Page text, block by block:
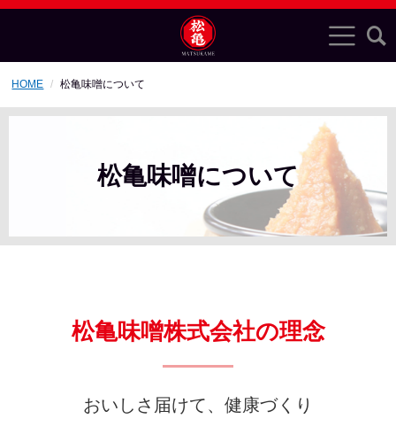
HOME 松亀味噌について
松亀味噌について
松亀味噌株式会社の理念
おいしさ届けて、健康づくり